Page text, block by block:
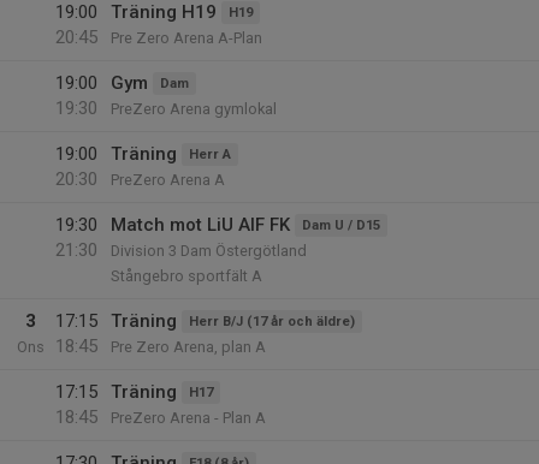
19:00
20:45
Träning H19 H19
Pre Zero Arena A-Plan
19:00
19:30
Gym Dam
PreZero Arena gymlokal
19:00
20:30
Träning Herr A
PreZero Arena A
19:30
21:30
Match mot LiU AIF FK Dam U / D15
Division 3 Dam Östergötland
Stångebro sportfält A
3
Ons
17:15
18:45
Träning Herr B/J (17 år och äldre)
Pre Zero Arena, plan A
17:15
18:45
Träning H17
PreZero Arena - Plan A